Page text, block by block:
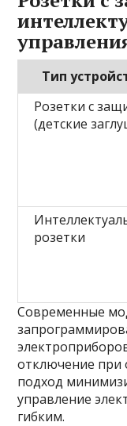
Тип
Розетки с
(детские
розетки
Современные
отключение при
подход
управление
гибким.